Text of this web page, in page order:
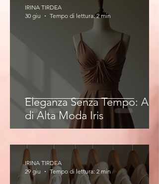
Eleganza Senza Tempo: Abiti
di Alta Moda Iris
IRINA TIRDEA
30 giu
Tempo di lettura: 2 min
IRINA TIRDEA
29 giu
Tempo di lettura: 2 min